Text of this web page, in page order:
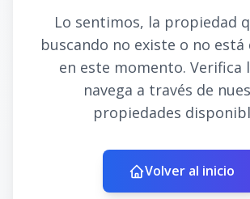
Lo sentimos, la propiedad
buscando no existe o no
en este momento. Verifica
navega a través de
propiedades
Volver al inicio